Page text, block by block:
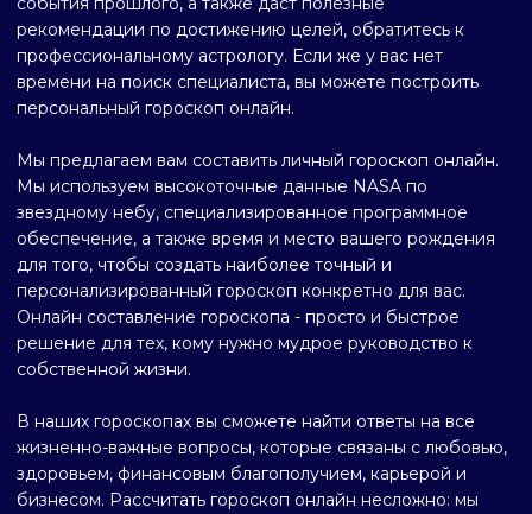
рекомендации по достижению целей, обратитесь к
профессиональному астрологу. Если же у вас нет
времени на поиск специалиста, вы можете построить
персональный гороскоп онлайн.
Мы предлагаем вам составить личный гороскоп онлайн.
Мы используем высокоточные данные NASA по
звездному небу, специализированное программное
обеспечение, а также время и место вашего рождения
для того, чтобы создать наиболее точный и
персонализированный гороскоп конкретно для вас.
Онлайн составление гороскопа - просто и быстрое
решение для тех, кому нужно мудрое руководство к
собственной жизни.
В наших гороскопах вы сможете найти ответы на все
жизненно-важные вопросы, которые связаны с любовью,
здоровьем, финансовым благополучием, карьерой и
бизнесом. Рассчитать гороскоп онлайн несложно: мы